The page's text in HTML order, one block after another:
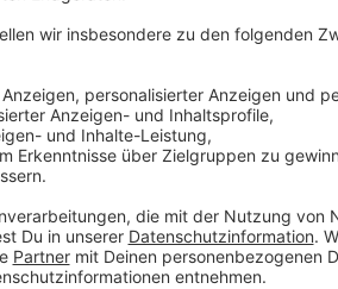
war, sah sich mit einem Mangel an
Vorstandsmitglieder befindet sich der
Anzeige
Mitglieder der
Anzeige